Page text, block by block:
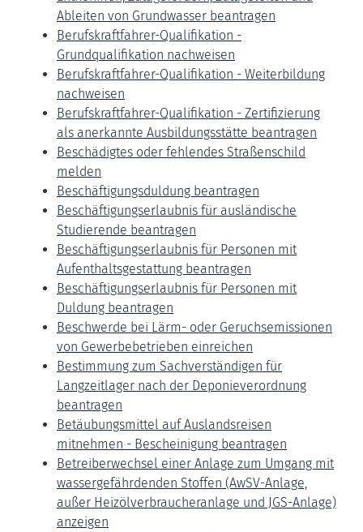
Ableiten von Grundwasser beantragen
Berufskraftfahrer-Qualifikation -
Grundqualifikation nachweisen
Berufskraftfahrer-Qualifikation - Weiterbildung
nachweisen
Berufskraftfahrer-Qualifikation - Zertifizierung
als anerkannte Ausbildungsstätte beantragen
Beschädigtes oder fehlendes Straßenschild
melden
Beschäftigungsduldung beantragen
Beschäftigungserlaubnis für ausländische
Studierende beantragen
Beschäftigungserlaubnis für Personen mit
Aufenthaltsgestattung beantragen
Beschäftigungserlaubnis für Personen mit
Duldung beantragen
Beschwerde bei Lärm- oder Geruchsemissionen
von Gewerbebetrieben einreichen
Bestimmung zum Sachverständigen für
Langzeitlager nach der Deponieverordnung
beantragen
Betäubungsmittel auf Auslandsreisen
mitnehmen - Bescheinigung beantragen
Betreiberwechsel einer Anlage zum Umgang mit
wassergefährdenden Stoffen (AwSV-Anlage,
außer Heizölverbraucheranlage und JGS-Anlage)
anzeigen